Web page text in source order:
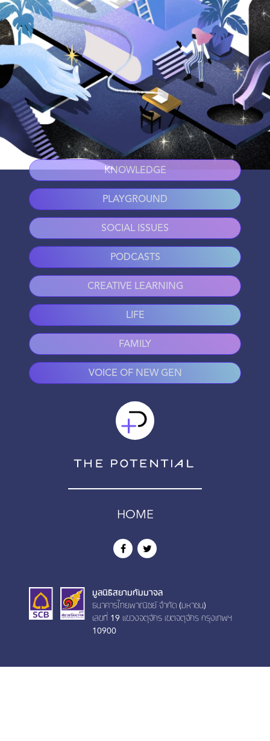
KNOWLEDGE
PLAYGROUND
SOCIAL ISSUES
PODCASTS
CREATIVE LEARNING
LIFE
FAMILY
VOICE OF NEW GEN
HOME
มูลนิธิสยามกัมมาจล
ธนาคารไทยพาณิชย์ จำกัด (มหาชน)
เลขที่ 19 เเขวงจตุจักร เขตจตุจักร กรุงเทพฯ
10900